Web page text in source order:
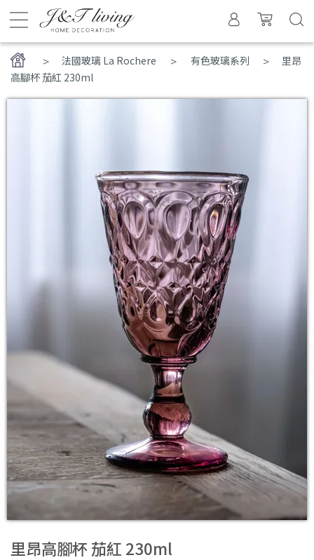
法國玻璃 La Rochere > 有色玻璃系列
里昂
高腳杯 茄紅 230ml
里昂高腳杯 茄紅 230ml